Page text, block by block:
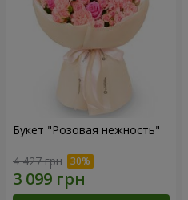
Букет "Розовая нежность"
4 427 грн